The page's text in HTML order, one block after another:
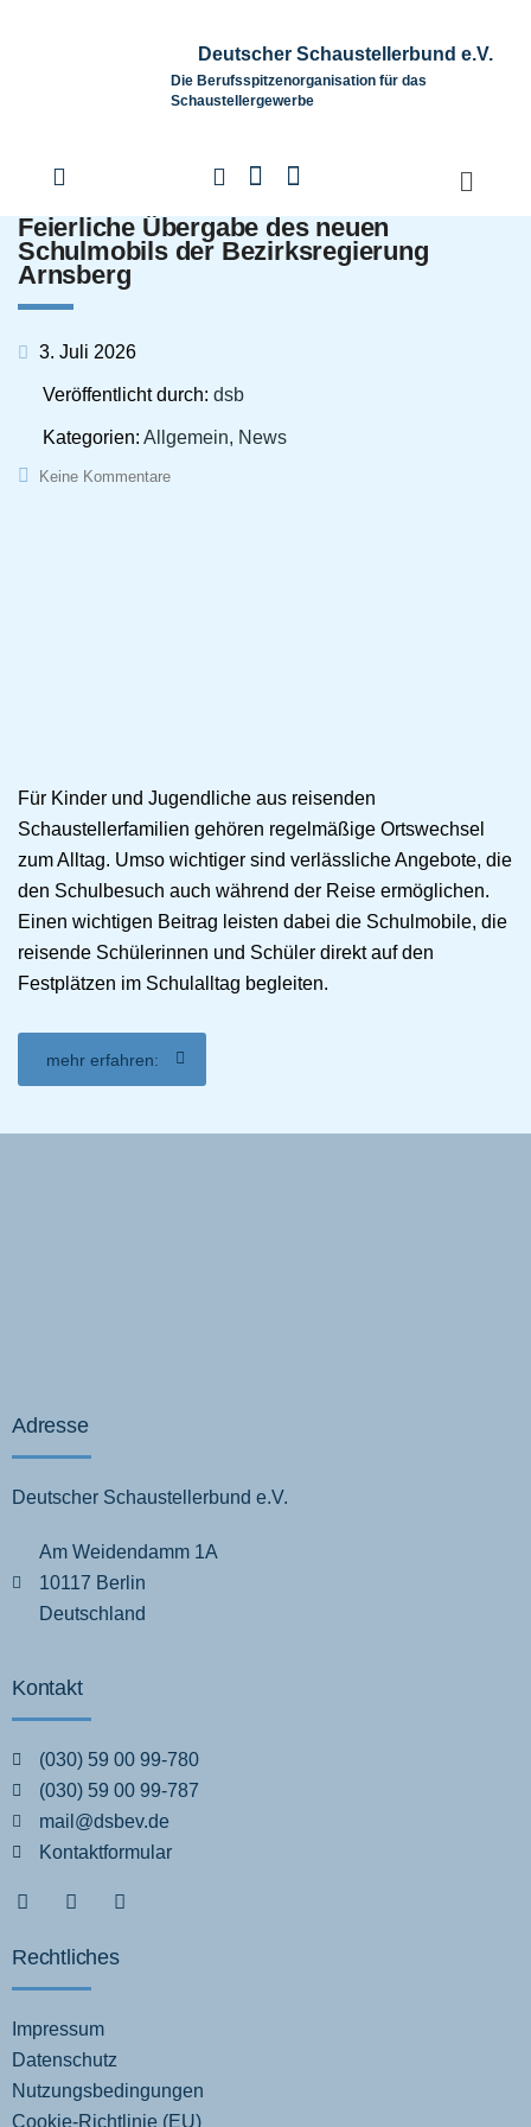
Deutscher Schaustellerbund e.V.
Die Berufsspitzenorganisation für das
Schaustellergewerbe
Feierliche Übergabe des neuen
Schulmobils der Bezirksregierung
Arnsberg
3. Juli 2026
Veröffentlicht durch: dsb
Kategorien: Allgemein, News
Keine Kommentare
Für Kinder und Jugendliche aus reisenden
Schaustellerfamilien gehören regelmäßige Ortswechsel
zum Alltag. Umso wichtiger sind verlässliche Angebote, die
den Schulbesuch auch während der Reise ermöglichen.
Einen wichtigen Beitrag leisten dabei die Schulmobile, die
reisende Schülerinnen und Schüler direkt auf den
Festplätzen im Schulalltag begleiten.
mehr erfahren:
Adresse
Deutscher Schaustellerbund e.V.
Am Weidendamm 1A
10117 Berlin
Deutschland
Kontakt
(030) 59 00 99-780
(030) 59 00 99-787
mail@dsbev.de
Kontaktformular
Rechtliches
Impressum
Datenschutz
Nutzungsbedingungen
Cookie-Richtlinie (EU)